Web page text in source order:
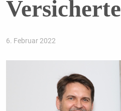
Versicherte
6. Februar 2022